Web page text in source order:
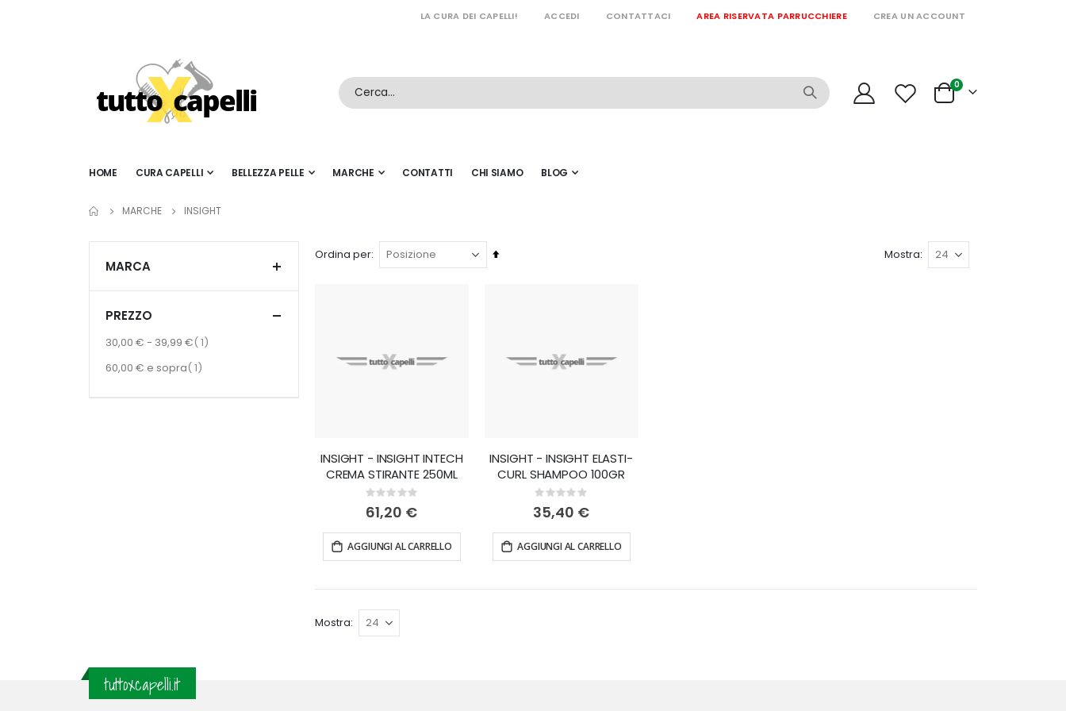
LA CURA DEI CAPELLI! ACCEDI CONTATTACI AREA RISERVATA PARRUCCHIERE CREA UN ACCOUNT
Cart
0articoli
HOME CURA CAPELLI BELLEZZA PELLE MARCHE CONTATTI CHI SIAMO BLOG
MARCHE INSIGHT
Ordina per
Imposta
Mostra
INSIGHT - INSIGHT INTECH
CREMA STIRANTE 250ML
Rating:
0%
61,20 €
AGGIUNGI AL CARRELLO
INSIGHT - INSIGHT ELASTI-
CURL SHAMPOO 100GR
Rating:
0%
35,40 €
AGGIUNGI AL CARRELLO
Mostra
MARCA
PREZZO
30,00 € - 39,99 € 1articoli
60,00 € e sopra 1articoli
tuttoxcapelli.it